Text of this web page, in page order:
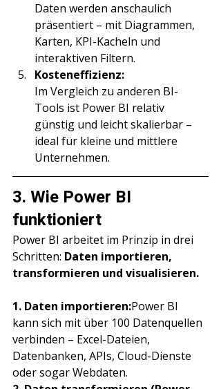
Daten werden anschaulich
präsentiert – mit Diagrammen,
Karten, KPI-Kacheln und
interaktiven Filtern.
Kosteneffizienz:
Im Vergleich zu anderen BI-
Tools ist Power BI relativ
günstig und leicht skalierbar –
ideal für kleine und mittlere
Unternehmen.
3. Wie Power BI
funktioniert
Power BI arbeitet im Prinzip in drei
Schritten: Daten importieren,
transformieren und visualisieren.
1. Daten importieren:Power BI
kann sich mit über 100 Datenquellen
verbinden – Excel-Dateien,
Datenbanken, APIs, Cloud-Dienste
oder sogar Webdaten.